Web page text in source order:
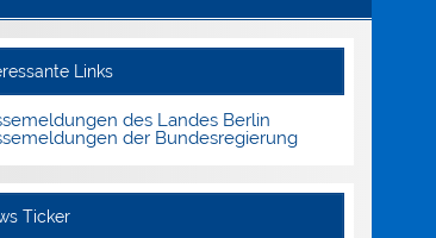
Links
des Landes Berlin
der Bundesregierung
Ticker